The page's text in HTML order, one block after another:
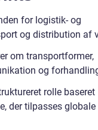
for logistik- og
og distribution af
om transportformer,
og
rolle baseret
der tilpasses globale